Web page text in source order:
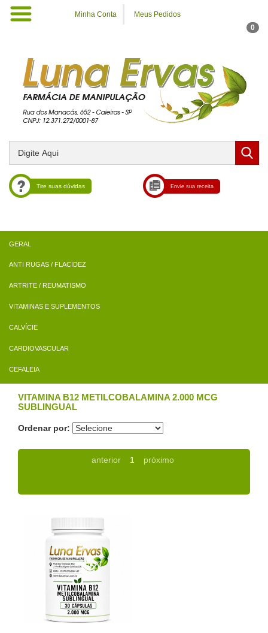
Minha Conta
Meus Pedidos
0
Tire suas dúvidas Envie sua receita
ANTI RUGAS / FLACIDEZ
ARTRITE / REUMATISMO
VITAMINAS E SUPLEMENTOS
CALVÍCIE
CARDIOVASCULAR
CEFALEIA
VITAMINA B12 METILCOBALAMINA 2.000 MCG
SUBLINGUAL
Ordenar por:
anterior 1 próximo